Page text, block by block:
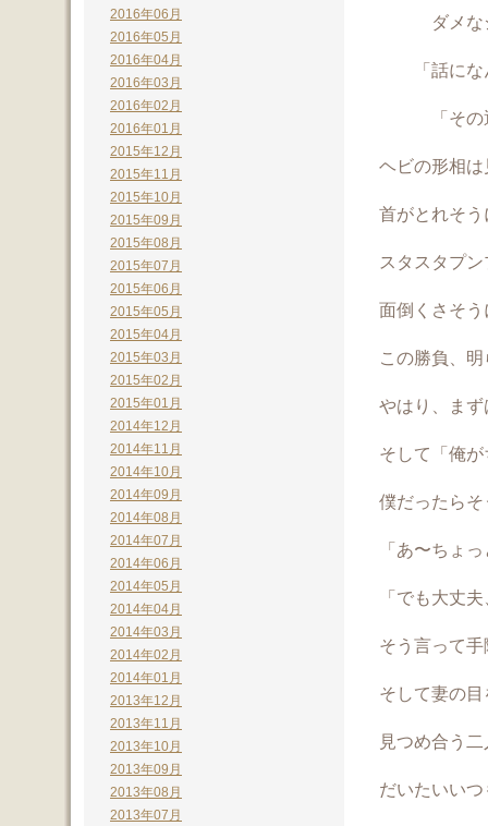
ダメなシ
「話にな
「その
ヘビの形相
首がとれそ
スタスタプ
面倒くさそ
この勝負、
やはり、ま
そして「俺
僕だったら
「あ〜ちょ
「でも大丈
そう言って
そして妻の
見つめ合う
だいたいい
2016年06月
2016年05月
2016年04月
2016年03月
2016年02月
2016年01月
2015年12月
2015年11月
2015年10月
2015年09月
2015年08月
2015年07月
2015年06月
2015年05月
2015年04月
2015年03月
2015年02月
2015年01月
2014年12月
2014年11月
2014年10月
2014年09月
2014年08月
2014年07月
2014年06月
2014年05月
2014年04月
2014年03月
2014年02月
2014年01月
2013年12月
2013年11月
2013年10月
2013年09月
2013年08月
2013年07月